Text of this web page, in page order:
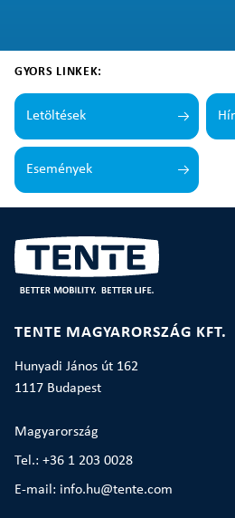
GYORS LINKEK:
Letöltések
Események
TENTE MAGYARORSZÁG KFT.
Hunyadi János út 162
1117 Budapest
Magyarország
Tel.: +36 1 203 0028
E-mail: info.hu@tente.com